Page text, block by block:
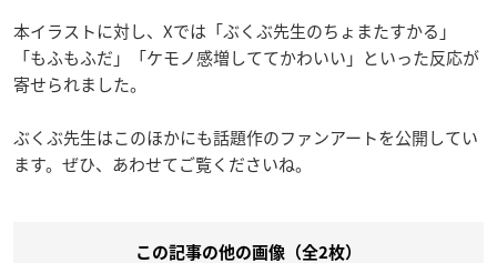
本イラストに対し、Xでは「ぶくぶ先生のちょまたすかる」
「もふもふだ」「ケモノ感増しててかわいい」といった反応が
寄せられました。
ぶくぶ先生はこのほかにも話題作のファンアートを公開してい
ます。ぜひ、あわせてご覧くださいね。
この記事の他の画像（全2枚）